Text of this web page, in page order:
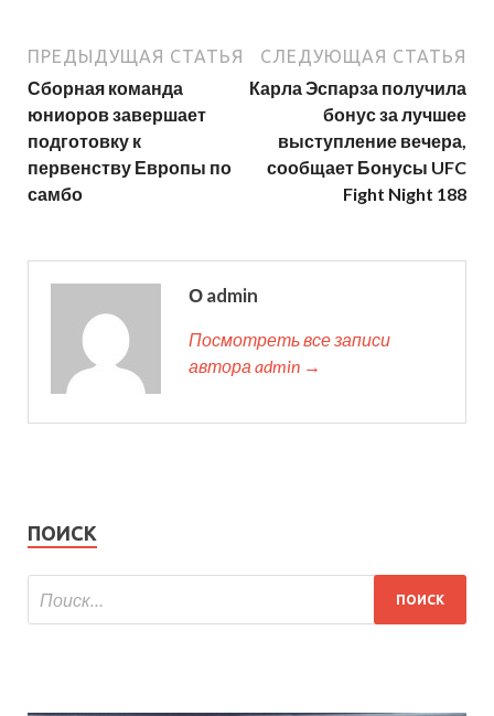
ПРЕДЫДУЩАЯ СТАТЬЯ
Сборная команда
юниоров завершает
подготовку к
первенству Европы по
самбо
СЛЕДУЮЩАЯ СТАТЬЯ
Карла Эспарза получила
бонус за лучшее
выступление вечера,
сообщает Бонусы UFC
Fight Night 188
О admin
Посмотреть все записи
автора admin →
ПОИСК